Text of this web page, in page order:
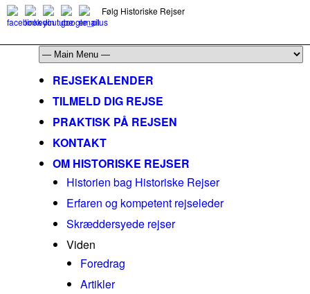
Følg Historiske Rejser
REJSEKALENDER
TILMELD DIG REJSE
PRAKTISK PÅ REJSEN
KONTAKT
OM HISTORISKE REJSER
Historien bag Historiske Rejser
Erfaren og kompetent rejseleder
Skræddersyede rejser
Viden
Foredrag
Artikler